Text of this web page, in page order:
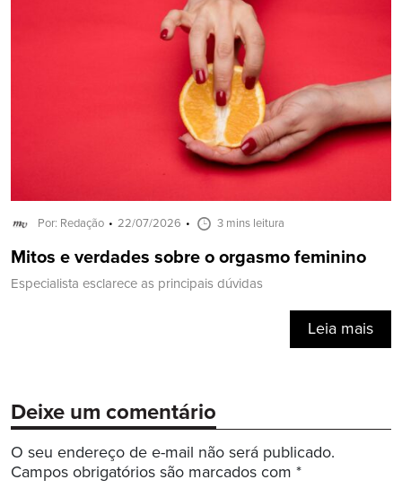
Por: Redação 22/07/2026 3 mins leitura
Mitos e verdades sobre o orgasmo feminino
Especialista esclarece as principais dúvidas
Leia mais
Deixe um comentário
O seu endereço de e-mail não será publicado.
Campos obrigatórios são marcados com *